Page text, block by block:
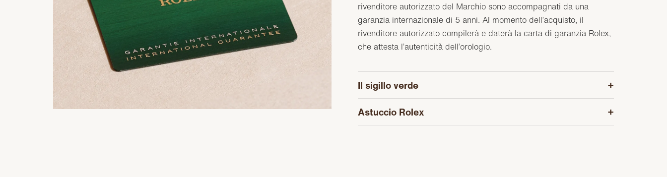
rivenditore autorizzato del Marchio sono accompagnati da una
garanzia internazionale di 5 anni. Al momento dell’acquisto, il
rivenditore autorizzato compilerà e daterà la carta di garanzia Rolex,
che attesta l’autenticità dell’orologio.
Il sigillo verde
Astuccio Rolex